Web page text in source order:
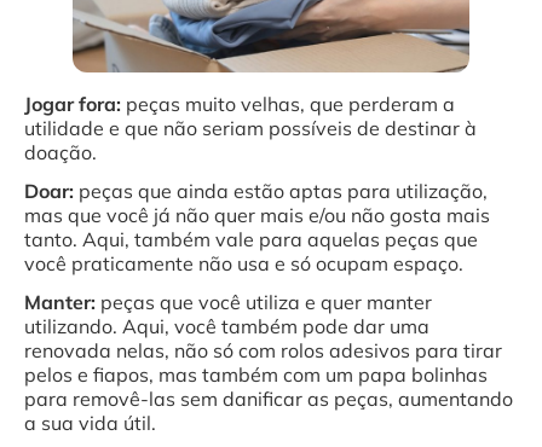
Jogar fora: peças muito velhas, que perderam a
utilidade e que não seriam possíveis de destinar à
doação.
Doar: peças que ainda estão aptas para utilização,
mas que você já não quer mais e/ou não gosta mais
tanto. Aqui, também vale para aquelas peças que
você praticamente não usa e só ocupam espaço.
Manter: peças que você utiliza e quer manter
utilizando. Aqui, você também pode dar uma
renovada nelas, não só com rolos adesivos para tirar
pelos e fiapos, mas também com um papa bolinhas
para removê-las sem danificar as peças, aumentando
a sua vida útil.